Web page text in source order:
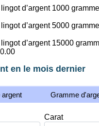
d’argent 1000
d’argent 5000
d’argent 15000
0.00
en le mois dernier
Gramme
Carat